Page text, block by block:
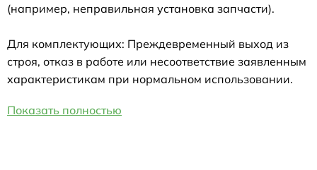
(например, неправильная установка запчасти).
Для комплектующих: Преждевременный выход из
строя, отказ в работе или несоответствие заявленным
характеристикам при нормальном использовании.
Показать полностью